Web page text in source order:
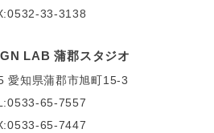
33-3138
LAB 蒲郡スタジオ
愛知県蒲郡市旭町15-3
65-7557
65-7447